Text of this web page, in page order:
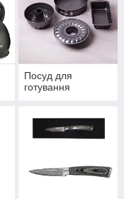
Посуд для
готування